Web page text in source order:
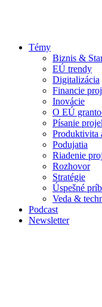
Témy
Biznis &
EÚ trendy
Digitalizácia
Financie
Inovácie
O EÚ
Písanie
Produktivita
Podujatia
Riadenie
Rozhovor
Stratégie
Úspešné
Veda &
Podcast
Newsletter